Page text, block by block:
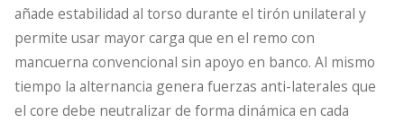
añade estabilidad al torso durante el tirón unilateral y
permite usar mayor carga que en el remo con
mancuerna convencional sin apoyo en banco. Al mismo
tiempo la alternancia genera fuerzas anti-laterales que
el core debe neutralizar de forma dinámica en cada